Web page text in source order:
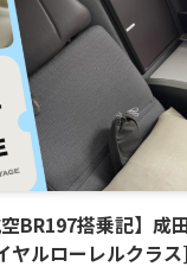
空BR197搭乗記】
ヤルローレルクラス]